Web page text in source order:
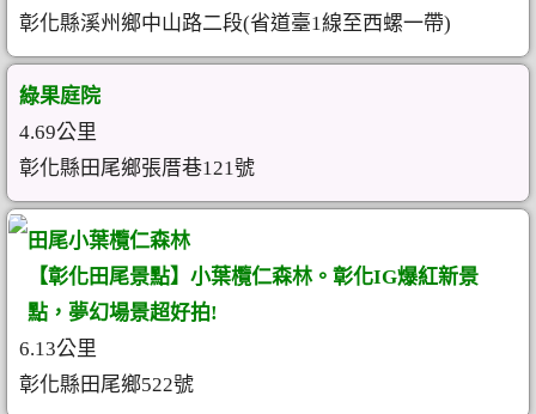
彰化縣溪州鄉中山路二段(省道臺1線至西螺一帶)
綠果庭院
4.69公里
彰化縣田尾鄉張厝巷121號
田尾小葉欖仁森林
【彰化田尾景點】小葉欖仁森林。彰化IG爆紅新景
點，夢幻場景超好拍!
6.13公里
彰化縣田尾鄉522號